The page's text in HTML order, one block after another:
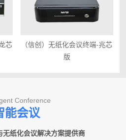
芯
（信创）无纸化会议终端-兆芯
版
Conference
能会议
无纸化会议解决方案提供商